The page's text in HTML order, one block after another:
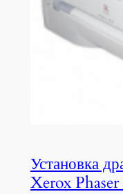
Установка
Xerox